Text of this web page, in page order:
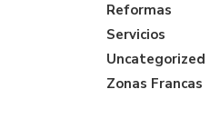
Reformas
Servicios
Uncategorized
Zonas Francas